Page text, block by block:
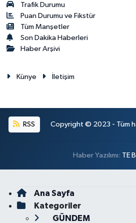
Trafik Durumu
Puan Durumu ve Fikstür
Tüm Manşetler
Son Dakika Haberleri
Haber Arşivi
Künye İletişim
RSS Copyright © 2023 - Tüm
Haber Yazılımı: TE
Ana Sayfa
Kategoriler
GÜNDEM